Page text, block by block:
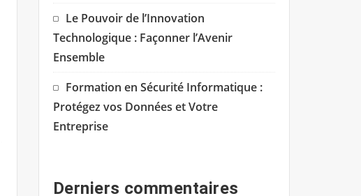
Le Pouvoir de l’Innovation
Technologique : Façonner l’Avenir
Ensemble
Formation en Sécurité Informatique :
Protégez vos Données et Votre
Entreprise
Derniers commentaires